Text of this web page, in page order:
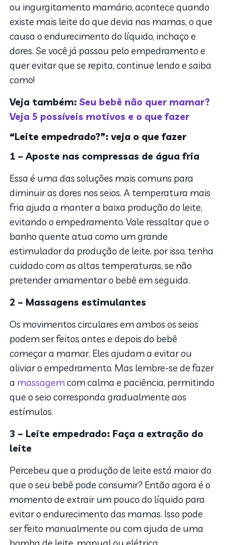
ou ingurgitamento mamário, acontece quando
existe mais leite do que devia nas mamas, o que
causa o endurecimento do líquido, inchaço e
dores. Se você já passou pelo empedramento e
quer evitar que se repita, continue lendo e saiba
como!
Veja também:Seu bebê não quer mamar?
Veja 5 possíveis motivos e o que fazer
“Leite empedrado?”: veja o que fazer
1 – Aposte nas compressas de água fria
Essa é uma das soluções mais comuns para
diminuir as dores nos seios. A temperatura mais
fria ajuda a manter a baixa produção do leite,
evitando o empedramento. Vale ressaltar que o
banho quente atua como um grande
estimulador da produção de leite, por isso, tenha
cuidado com as altas temperaturas, se não
pretender amamentar o bebê em seguida.
2 – Massagens estimulantes
Os movimentos circulares em ambos os seios
podem ser feitos antes e depois do bebê
começar a mamar. Eles ajudam a evitar ou
aliviar o empedramento. Mas lembre-se de fazer
a massagemcom calma e paciência, permitindo
que o seio corresponda gradualmente aos
estímulos.
3 – Leite empedrado: Faça a extração do
leite
Percebeu que a produção de leite está maior do
que o seu bebê pode consumir? Então agora é o
momento de extrair um pouco do líquido para
evitar o endurecimento das mamas. Isso pode
ser feito manualmente ou com ajuda de uma